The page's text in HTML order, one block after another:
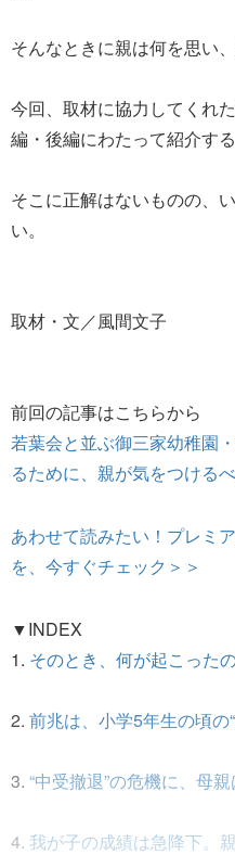
そんなときに親は何を思い
今回、取材に協力してくれ
編・後編にわたって紹介する
そこに正解はないものの、
い。
取材・文／風間文子
前回の記事はこちらから
若葉会と並ぶ御三家幼稚園
るために、親が気をつける
あわせて読みたい！プレミ
を、今すぐチェック＞＞
▼INDEX
1. そのとき、何が起こった
2. 前兆は、小学5年生の頃の
3. “中受撤退”の危機に、母
4. 我が子の成績は急降下。